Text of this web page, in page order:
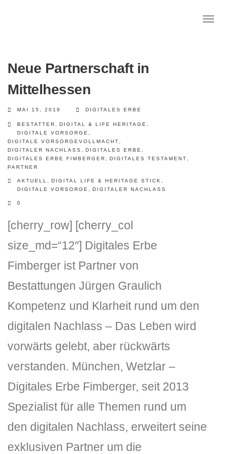
Das digitale Testament
Geräteanalyse und Datensicherung
Internetsuche
Wie regeln Sie ihren digitalen Nachlass
DLH Stick – Sicherheitskonzept
Videoanleitung und Manual
Versionsinformationen
Neue Partnerschaft in
Mittelhessen
MAI 15, 2019 DIGITALES ERBE
BESTATTER DIGITAL & LIFE HERITAGE
DIGITALE VORSORGE
DIGITALE VORSORGEVOLLMACHT
DIGITALER NACHLASS
DIGITALES ERBE
DIGITALES ERBE FIMBERGER
DIGITALES TESTAMENT
PARTNER
AKTUELL DIGITAL LIFE & HERITAGE STICK
DIGITALE VORSORGE
DIGITALER NACHLASS
0
[cherry_row] [cherry_col
size_md=“12″] Digitales Erbe
Fimberger ist Partner von
Bestattungen Jürgen Graulich
Kompetenz und Klarheit rund um den
digitalen Nachlass – Das Leben wird
vorwärts gelebt, aber rückwärts
verstanden. München, Wetzlar –
Digitales Erbe Fimberger, seit 2013
Spezialist für alle Themen rund um
den digitalen Nachlass, erweitert seine
exklusiven Partner um die